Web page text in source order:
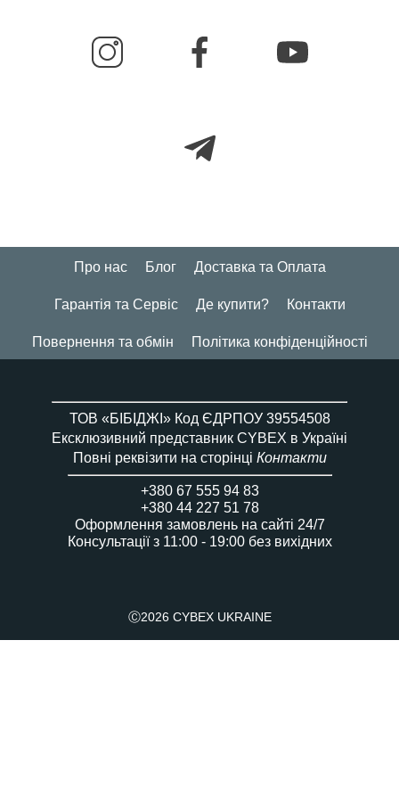
Про нас Блог Доставка та Оплата
Гарантія та Сервіс Де купити? Контакти
Повернення та обмін Політика конфіденційності
ТОВ «БІБІДЖІ» Код ЄДРПОУ 39554508
Ексклюзивний представник CYBEX в Україні
Повні реквізити на сторінці Контакти
+380 67 555 94 83
+380 44 227 51 78
Оформлення замовлень на сайті 24/7
Консультації з 11:00 - 19:00 без вихідних
Ⓒ2026 CYBEX UKRAINE